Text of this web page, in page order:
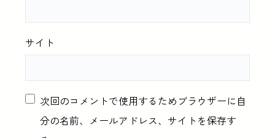
サイト
次回のコメントで使用するためブラウザーに自
分の名前、メールアドレス、サイトを保存す